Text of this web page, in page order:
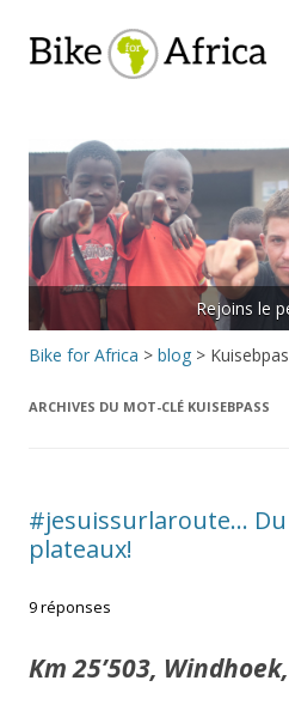
Bike for Africa
Rejoins le
Bike for Africa > blog >
ARCHIVES DU MOT-CLÉ KUISEBPASS
#jesuissurlaroute…
plateaux!
9 réponses
Km 25’503,